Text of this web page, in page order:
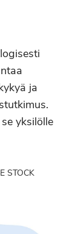
ja
yksilölle
STOCK